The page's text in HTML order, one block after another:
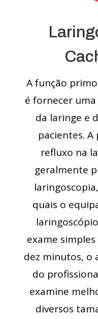
A função
é fornecer
da laringe e
pacientes.
refluxo na
geralmente
quais o
exame
dez minutos, o
do
examine
diversos